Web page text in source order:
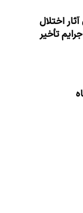
اختلال
تأخیر